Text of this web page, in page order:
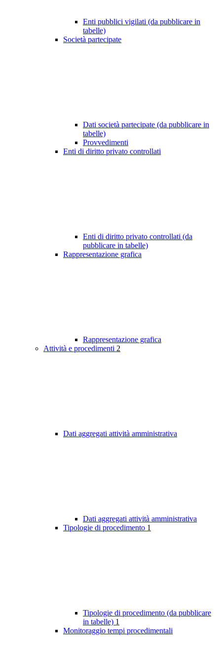
Enti pubblici vigilati (da pubblicare in
tabelle)
Società partecipate
Dati società partecipate (da pubblicare in
tabelle)
Provvedimenti
Enti di diritto privato controllati
Enti di diritto privato controllati (da
pubblicare in tabelle)
Rappresentazione grafica
Rappresentazione grafica
Attività e procedimenti 2
Dati aggregati attività amministrativa
Dati aggregati attività amministrativa
Tipologie di procedimento 1
Tipologie di procedimento (da pubblicare
in tabelle) 1
Monitoraggio tempi procedimentali